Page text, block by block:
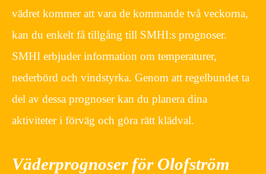
vädret kommer att vara de kommande två veckorna,
kan du enkelt få tillgång till SMHI:s prognoser.
SMHI erbjuder information om temperaturer,
nederbörd och vindstyrka. Genom att regelbundet ta
del av dessa prognoser kan du planera dina
aktiviteter i förväg och göra rätt klädval.
Väderprognoser för Olofström